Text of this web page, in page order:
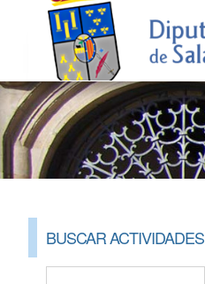
BUSCAR ACTIVIDADES